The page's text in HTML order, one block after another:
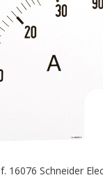
16076 Schneider